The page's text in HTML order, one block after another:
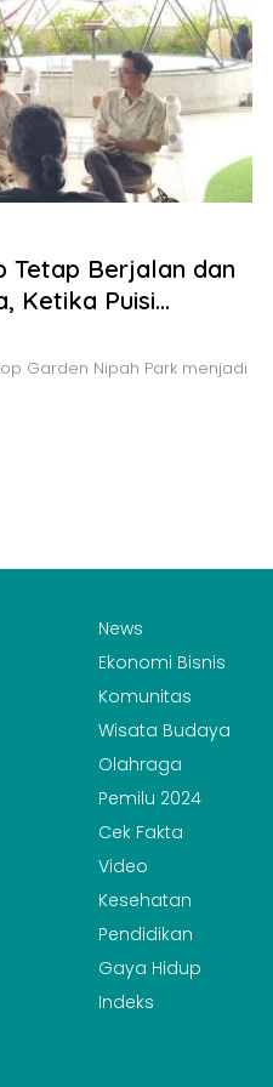
Tetap Berjalan dan
Ketika Puisi
Ekonomi
Garden Nipah Park menjadi
News
Ekonomi Bisnis
Komunitas
Wisata Budaya
Olahraga
Pemilu 2024
Cek Fakta
Video
Kesehatan
Pendidikan
Gaya Hidup
Indeks